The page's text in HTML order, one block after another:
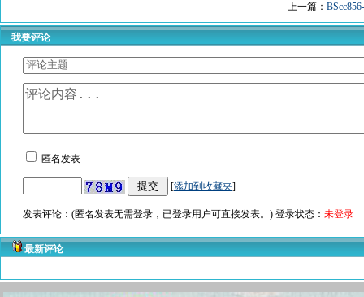
上一篇：
我要评论
匿名发表
[添加到收藏夹]
发表评论：(匿名发表无需登录，已登录用户可直接发表。) 登录状态： 未登录
最新评论